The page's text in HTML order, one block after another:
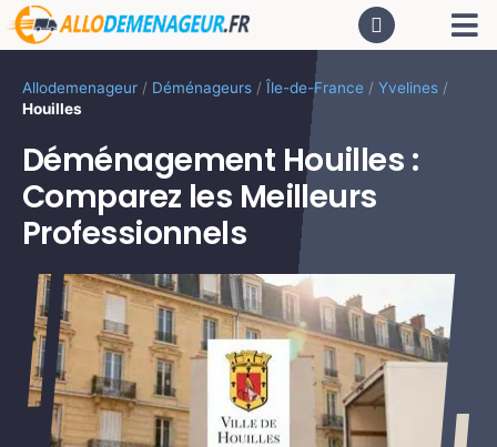
Passer
au
Allodemenageur / Déménageurs / Île-de-France / Yvelines /
Houilles
Déménagement Houilles :
Comparez les Meilleurs
Professionnels